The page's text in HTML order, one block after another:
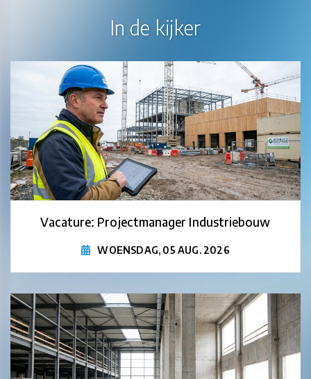
In de kijker
Vacature: Projectmanager Industriebouw
WOENSDAG, 05 AUG. 2026